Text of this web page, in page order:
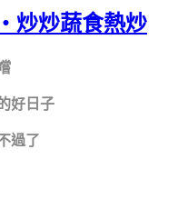
炒炒蔬食熱炒
好日子
過了